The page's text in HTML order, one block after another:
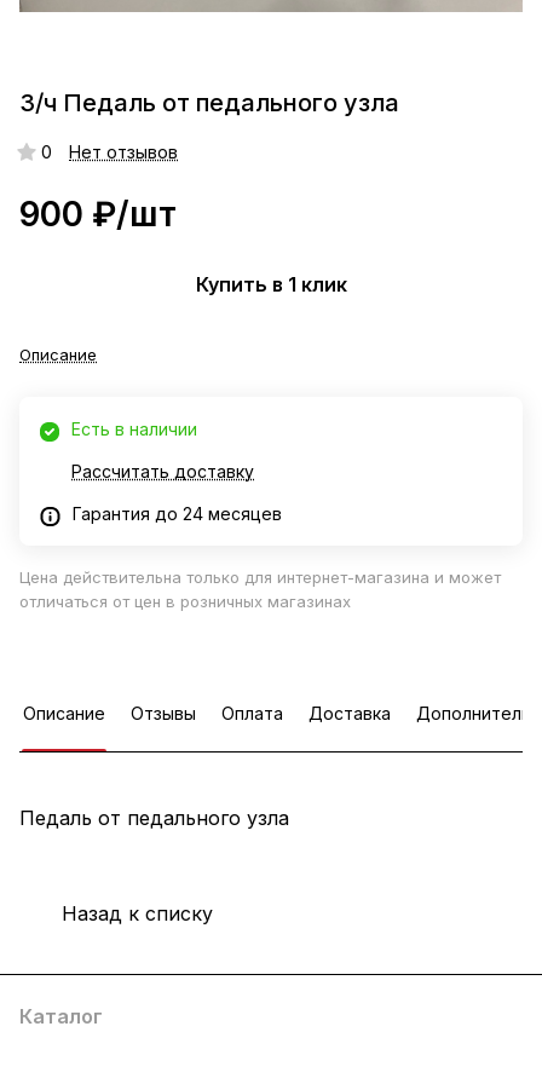
З/ч Педаль от педального узла
0 Нет отзывов
900 ₽/шт
Купить в 1 клик
Описание
Есть в наличии
Рассчитать доставку
Гарантия до 24 месяцев
Цена действительна только для интернет-магазина и может
отличаться от цен в розничных магазинах
Описание Отзывы Оплата Доставка
Педаль от педального узла
Назад к списку
Каталог